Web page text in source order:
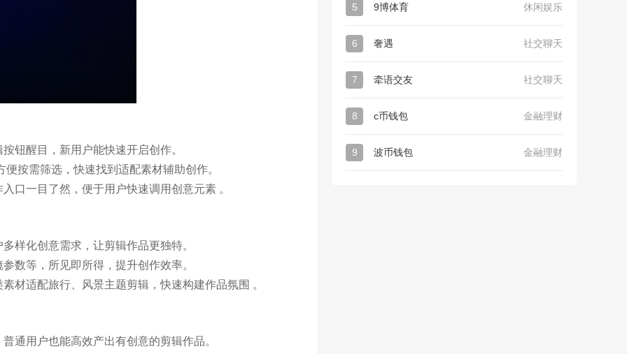
钮醒目，新用户能快速开启创作。
按需筛选，快速找到适配素材辅助创作。
口一目了然，便于用户快速调用创意元素 。
样化创意需求，让剪辑作品更独特。
数等，所见即所得，提升创作效率。
材适配旅行、风景主题剪辑，快速构建作品氛围 。
通用户也能高效产出有创意的剪辑作品。
5 9博体育 休闲娱乐
6 奢遇 社交聊天
7 牵语交友 社交聊天
8 c币钱包 金融理财
9 波币钱包 金融理财